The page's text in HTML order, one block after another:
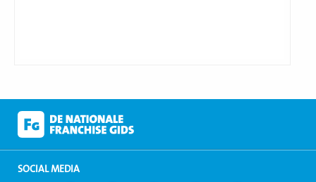
SOCIAL MEDIA